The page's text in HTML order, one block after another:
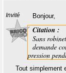
Invité Bonjour,
Citation :
Sans
demande
pression
Tout simplement